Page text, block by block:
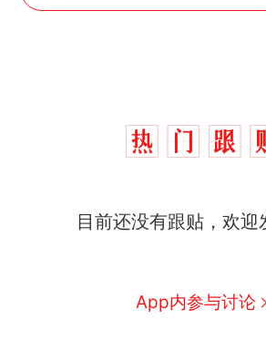
目前还没有跟贴，欢迎
App内参与讨论
热 十多万人报名